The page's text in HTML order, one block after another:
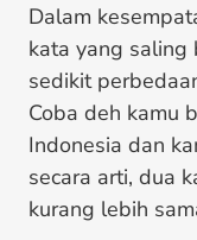
Dalam
kata yang saling
sedikit
Coba deh kamu
Indonesia dan
secara arti, dua
kurang lebih